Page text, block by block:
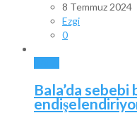
8 Temmuz 2024
Ezgi
0
Bala’da